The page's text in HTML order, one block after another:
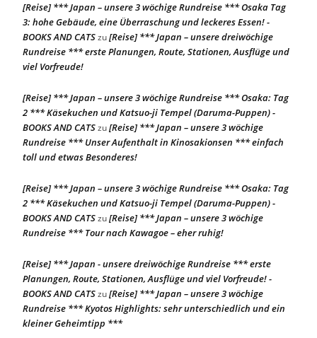
[Reise] *** Japan – unsere 3 wöchige Rundreise *** Osaka Tag
3: hohe Gebäude, eine Überraschung und leckeres Essen! -
BOOKS AND CATSzu[Reise] *** Japan – unsere dreiwöchige
Rundreise *** erste Planungen, Route, Stationen, Ausflüge und
viel Vorfreude!
[Reise] *** Japan – unsere 3 wöchige Rundreise *** Osaka: Tag
2 *** Käsekuchen und Katsuo-ji Tempel (Daruma-Puppen) -
BOOKS AND CATSzu[Reise] *** Japan – unsere 3 wöchige
Rundreise *** Unser Aufenthalt in Kinosakionsen *** einfach
toll und etwas Besonderes!
[Reise] *** Japan – unsere 3 wöchige Rundreise *** Osaka: Tag
2 *** Käsekuchen und Katsuo-ji Tempel (Daruma-Puppen) -
BOOKS AND CATSzu[Reise] *** Japan – unsere 3 wöchige
Rundreise *** Tour nach Kawagoe – eher ruhig!
[Reise] *** Japan - unsere dreiwöchige Rundreise *** erste
Planungen, Route, Stationen, Ausflüge und viel Vorfreude! -
BOOKS AND CATSzu[Reise] *** Japan – unsere 3 wöchige
Rundreise *** Kyotos Highlights: sehr unterschiedlich und ein
kleiner Geheimtipp ***